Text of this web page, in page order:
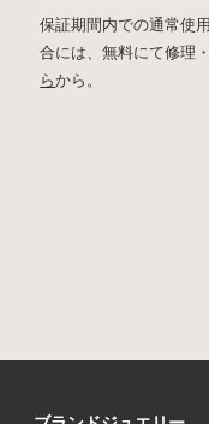
保証期間内での通常使
合には、無料にて修理
らから。